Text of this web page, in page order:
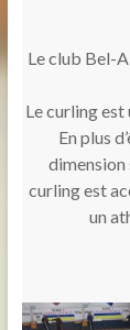
Le club Bel-
Le curling est
En plus
curling est
un